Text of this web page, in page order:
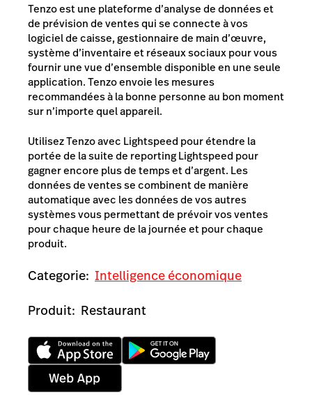
Tenzo est une plateforme d’analyse de données et
de prévision de ventes qui se connecte à vos
logiciel de caisse, gestionnaire de main d’œuvre,
système d’inventaire et réseaux sociaux pour vous
fournir une vue d’ensemble disponible en une seule
application. Tenzo envoie les mesures
recommandées à la bonne personne au bon moment
sur n’importe quel appareil.
Utilisez Tenzo avec Lightspeed pour étendre la
portée de la suite de reporting Lightspeed pour
gagner encore plus de temps et d’argent. Les
données de ventes se combinent de manière
automatique avec les données de vos autres
systèmes vous permettant de prévoir vos ventes
pour chaque heure de la journée et pour chaque
produit.
Categorie: Intelligence économique
Produit: Restaurant